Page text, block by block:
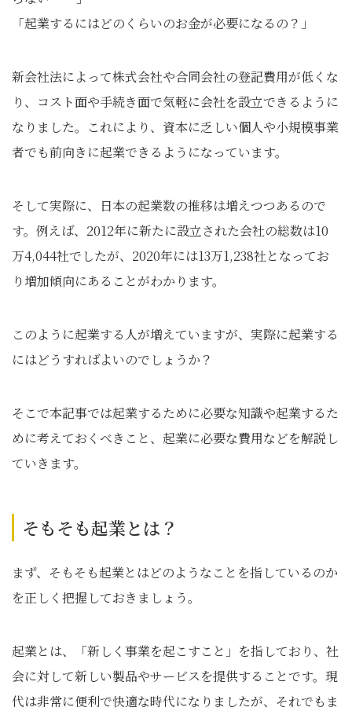
「起業するにはどのくらいのお金が必要になるの？」
新会社法によって株式会社や合同会社の登記費用が低くな
り、コスト面や手続き面で気軽に会社を設立できるように
なりました。これにより、資本に乏しい個人や小規模事業
者でも前向きに起業できるようになっています。
そして実際に、日本の起業数の推移は増えつつあるので
す。例えば、2012年に新たに設立された会社の総数は10
万4,044社でしたが、2020年には13万1,238社となってお
り増加傾向にあることがわかります。
このように起業する人が増えていますが、実際に起業する
にはどうすればよいのでしょうか？
そこで本記事では起業するために必要な知識や起業するた
めに考えておくべきこと、起業に必要な費用などを解説し
ていきます。
そもそも起業とは？
まず、そもそも起業とはどのようなことを指しているのか
を正しく把握しておきましょう。
起業とは、「新しく事業を起こすこと」を指しており、社
会に対して新しい製品やサービスを提供することです。現
代は非常に便利で快適な時代になりましたが、それでもま